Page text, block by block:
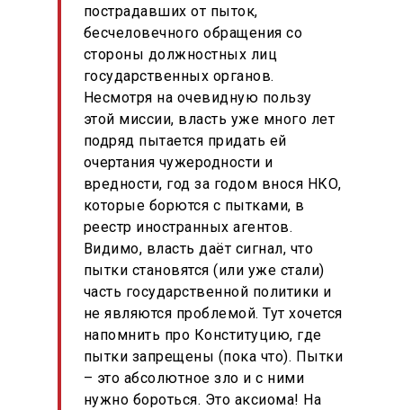
пострадавших от пыток,
бесчеловечного обращения со
стороны должностных лиц
государственных органов.
Несмотря на очевидную пользу
этой миссии, власть уже много лет
подряд пытается придать ей
очертания чужеродности и
вредности, год за годом внося НКО,
которые борются с пытками, в
реестр иностранных агентов.
Видимо, власть даёт сигнал, что
пытки становятся (или уже стали)
часть государственной политики и
не являются проблемой. Тут хочется
напомнить про Конституцию, где
пытки запрещены (пока что). Пытки
– это абсолютное зло и с ними
нужно бороться. Это аксиома! На